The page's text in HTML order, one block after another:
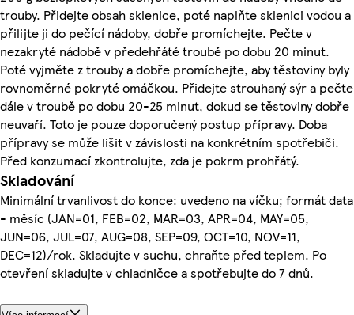
trouby. Přidejte obsah sklenice, poté naplňte sklenici vodou a
přilijte ji do pečící nádoby, dobře promíchejte. Pečte v
nezakryté nádobě v předehřáté troubě po dobu 20 minut.
Poté vyjměte z trouby a dobře promíchejte, aby těstoviny byly
rovnoměrné pokryté omáčkou. Přidejte strouhaný sýr a pečte
dále v troubě po dobu 20-25 minut, dokud se těstoviny dobře
neuvaří. Toto je pouze doporučený postup přípravy. Doba
přípravy se může lišit v závislosti na konkrétním spotřebiči.
Před konzumací zkontrolujte, zda je pokrm prohřátý.
Skladování
Minimální trvanlivost do konce: uvedeno na víčku; formát data
- měsíc (JAN=01, FEB=02, MAR=03, APR=04, MAY=05,
JUN=06, JUL=07, AUG=08, SEP=09, OCT=10, NOV=11,
DEC=12)/rok. Skladujte v suchu, chraňte před teplem. Po
otevření skladujte v chladničce a spotřebujte do 7 dnů.